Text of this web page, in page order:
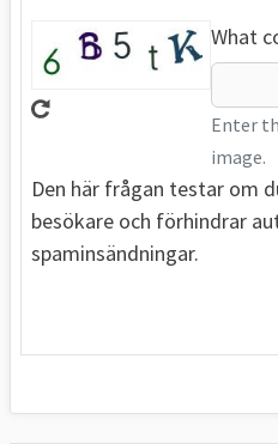
What
Enter
image.
Den här frågan testar om
besökare och förhindrar
spaminsändningar.